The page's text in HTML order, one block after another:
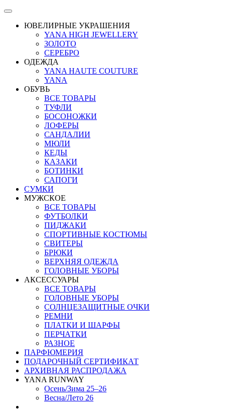
ЮВЕЛИРНЫЕ УКРАШЕНИЯ
YANA HIGH JEWELLERY
ЗОЛОТО
СЕРЕБРО
ОДЕЖДА
YANA HAUTE COUTURE
YANA
ОБУВЬ
ВСЕ ТОВАРЫ
ТУФЛИ
БОСОНОЖКИ
ЛОФЕРЫ
САНДАЛИИ
МЮЛИ
КЕДЫ
КАЗАКИ
БОТИНКИ
САПОГИ
СУМКИ
МУЖСКОЕ
ВСЕ ТОВАРЫ
ФУТБОЛКИ
ПИДЖАКИ
СПОРТИВНЫЕ КОСТЮМЫ
СВИТЕРЫ
БРЮКИ
ВЕРХНЯЯ ОДЕЖДА
ГОЛОВНЫЕ УБОРЫ
АКСЕССУАРЫ
ВСЕ ТОВАРЫ
ГОЛОВНЫЕ УБОРЫ
СОЛНЦЕЗАЩИТНЫЕ ОЧКИ
РЕМНИ
ПЛАТКИ И ШАРФЫ
ПЕРЧАТКИ
РАЗНОЕ
ПАРФЮМЕРИЯ
ПОДАРОЧНЫЙ СЕРТИФИКАТ
АРХИВНАЯ РАСПРОДАЖА
YANA RUNWAY
Осень/Зима 25–26
Весна/Лето 26